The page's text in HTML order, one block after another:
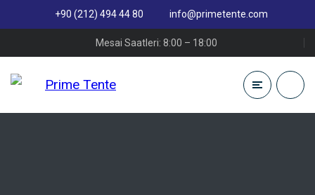
+90 (212) 494 44 80 info@primetente.com
Mesai Saatleri: 8:00 – 18:00